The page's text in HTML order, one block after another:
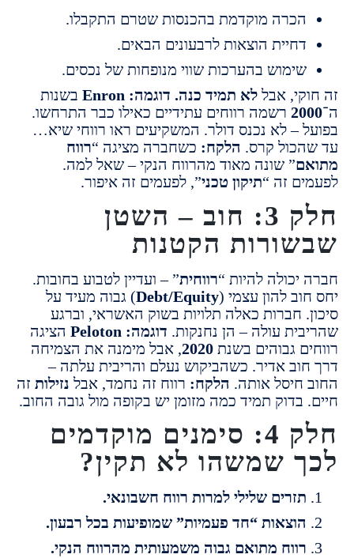
הכרה מוקדמת בהכנסות שטרם התקבלו.
דחיית הוצאות לרבעונים הבאים.
שימוש בהערכות שווי מנופחות של נכסים.
אבללא תמיד כנה.דוגמה: Enronבשנות
רשמה רווחים עתידיים כאילו כבר התרחשו.
– לא נכנס דולר.המשקיעים ראו רווחי שיא…
קרס.הלקח: כשחברה מציגה “ רווח
” שונה מאוד מהרווח הנקי – שאל למה.
זה “תיקון טכני”, לפעמים זה איפור.
חלק 3: חוב – השטן
הקטנות
להיות “ רווחית ” – ועדיין לטבוע בחובות.
להון עצמי (Debt/Equity) גבוה מעיד על
חברות כאלה תלויות בשוק האשראי, וברגע
עולה – הן נחנקות.דוגמה: Pelotonהציגה
גבוהים בשנת2020
,אבל מימנה את הצמיחה
אדיר.כשהביקוש נעלם והריבית עלתה –
חיסל אותה.הלקח: רווח זה נחמד, אבלנזילותזה
בדוק תמיד כמה מזומן יש בקופה מול גובה החוב.
חלק 4: סימנים מוקדמים
שמשהו לא תקין?
תזרים שלילי למרות רווח חשבונאי.
הוצאות “חד פעמיות” שמופיעות בכל רבעון.
רווח מתואם גבוה משמעותית מהרווח הנקי.